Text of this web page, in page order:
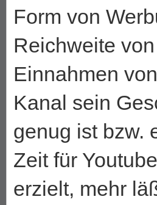
Form von
Reichweite
Einnahmen
Kanal sein
genug ist bzw.
Zeit für
erzielt, mehr